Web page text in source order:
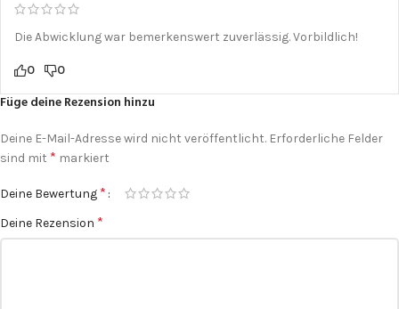
Die Abwicklung war bemerkenswert zuverlässig. Vorbildlich!
0 0
Füge deine Rezension hinzu
Deine E-Mail-Adresse wird nicht veröffentlicht. Erforderliche Felder
sind mit * markiert
Deine Bewertung *
Deine Rezension *